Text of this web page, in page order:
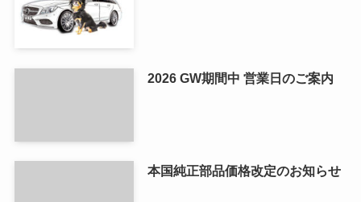
2026 GW期間中 営業日のご案内
本国純正部品価格改定のお知らせ